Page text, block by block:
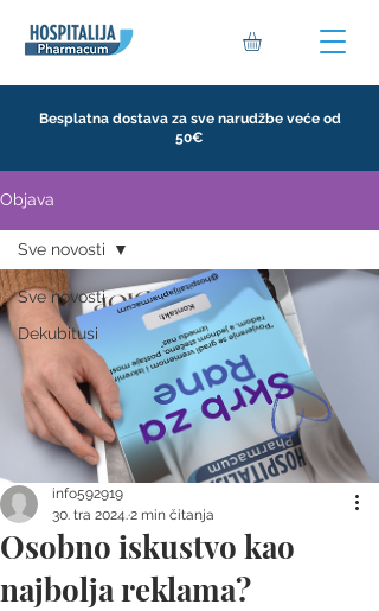
Besplatna dostava za sve narudžbe veće od
50€
Objava
Sve novosti
Dekubitusi
Sve novosti
Osobno iskustvo kao
najbolja reklama?
info592919
30. tra 2024. 2 min čitanja